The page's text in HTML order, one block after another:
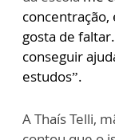
concentração,
gosta de
conseguir
estudos”.
A Thaís Telli,